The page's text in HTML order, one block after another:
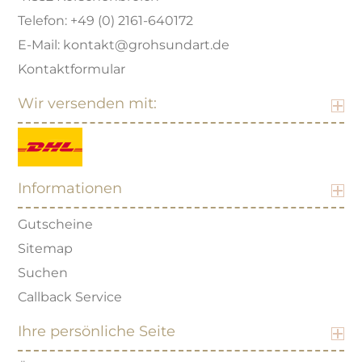
Telefon: +49 (0) 2161-640172
E-Mail: kontakt@grohsundart.de
Kontaktformular
Wir versenden mit:
Informationen
Gutscheine
Sitemap
Suchen
Callback Service
Ihre persönliche Seite